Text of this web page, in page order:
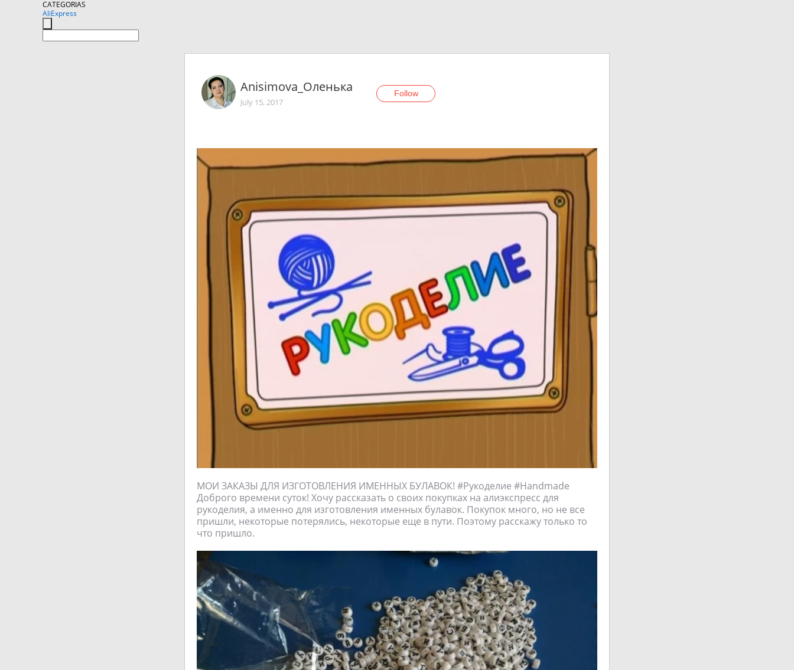
CATEGORIAS
AliExpress
Anisimova_Оленька
July 15, 2017
Follow
МОИ ЗАКАЗЫ ДЛЯ ИЗГОТОВЛЕНИЯ ИМЕННЫХ БУЛАВОК! #Рукоделие #Handmade
Доброго времени суток! Хочу рассказать о своих покупках на алиэкспресс для
рукоделия, а именно для изготовления именных булавок. Покупок много, но не все
пришли, некоторые потерялись, некоторые еще в пути. Поэтому расскажу только то
что пришло.